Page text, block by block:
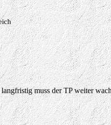
muss der TP weiter